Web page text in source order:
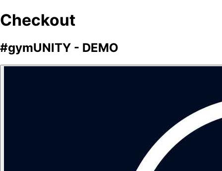
Checkout
#gymUNITY - DEMO